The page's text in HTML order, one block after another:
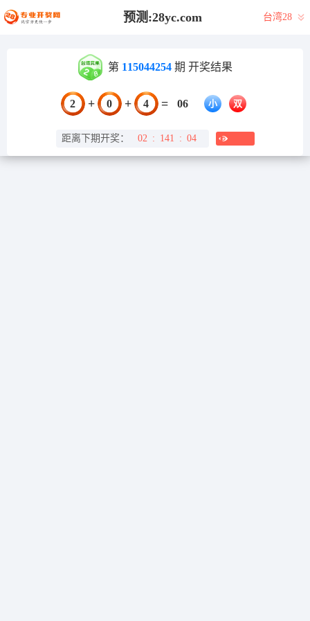
预测:28yc.com 台湾28
第115044254 期 开奖结果
2 + 0 + 4 = 06 小 双
距离下期开奖： 02 : 141 : 04